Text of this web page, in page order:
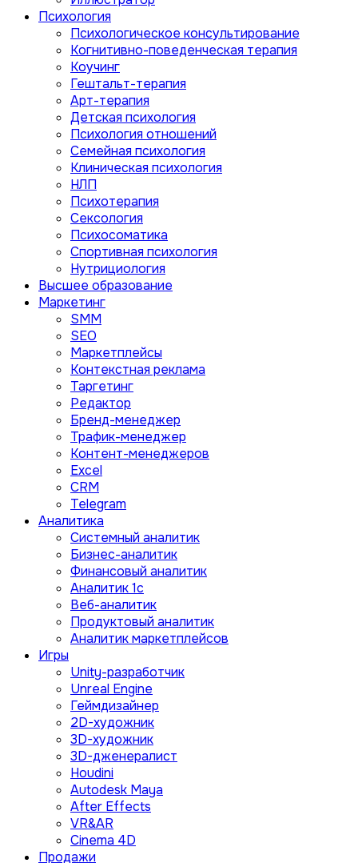
Психология
Психологическое консультирование
Когнитивно-поведенческая терапия
Коучинг
Гештальт-терапия
Арт-терапия
Детская психология
Психология отношений
Семейная психология
Клиническая психология
НЛП
Психотерапия
Сексология
Психосоматика
Спортивная психология
Нутрициология
Высшее образование
Маркетинг
SMM
SEO
Маркетплейсы
Контекстная реклама
Таргетинг
Редактор
Бренд-менеджер
Трафик-менеджер
Контент-менеджеров
Excel
CRM
Telegram
Аналитика
Системный аналитик
Бизнес-аналитик
Финансовый аналитик
Aналитик 1с
Веб-аналитик
Продуктовый аналитик
Аналитик маркетплейсов
Игры
Unity-разработчик
Unreal Engine
Геймдизайнер
2D-художник
3D-художник
3D-дженералист
Houdini
Autodesk Maya
After Effects
VR&AR
Cinema 4D
Продажи